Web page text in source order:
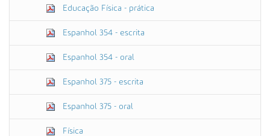
Educação Física - prática
Espanhol 354 - escrita
Espanhol 354 - oral
Espanhol 375 - escrita
Espanhol 375 - oral
Física